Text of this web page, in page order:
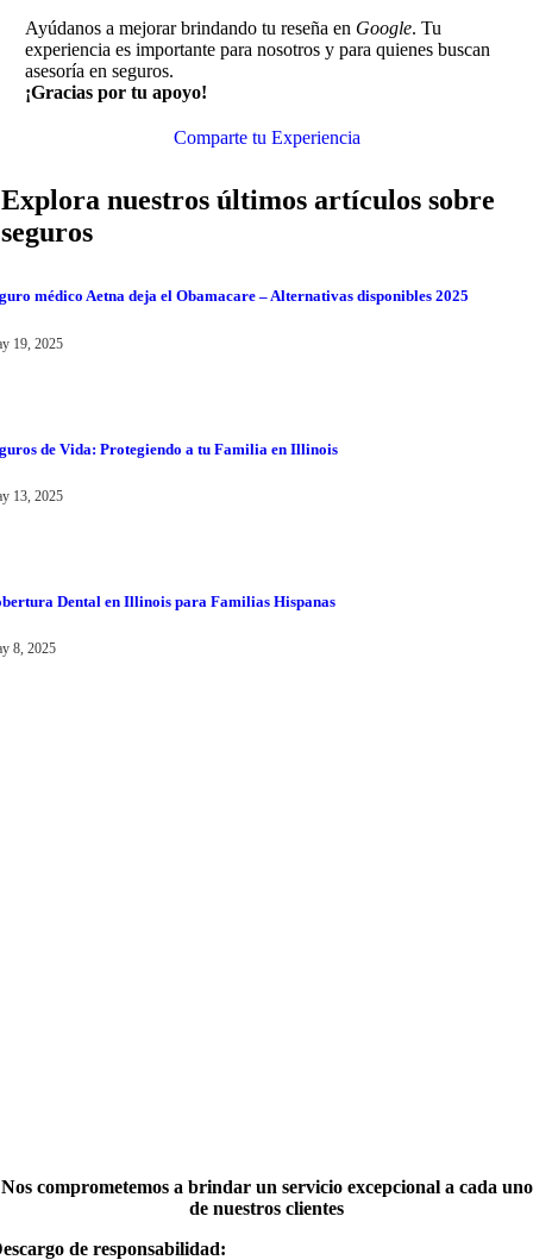
Ayúdanos a mejorar brindando tu reseña en Google. Tu
experiencia es importante para nosotros y para quienes buscan
asesoría en seguros.
¡Gracias por tu apoyo!
Comparte tu Experiencia
Explora nuestros últimos artículos sobre
seguros
médico Aetna deja el Obamacare – Alternativas disponibles 2025
19, 2025
de Vida: Protegiendo a tu Familia en Illinois
13, 2025
Dental en Illinois para Familias Hispanas
8, 2025
Nos comprometemos a brindar un servicio excepcional a cada uno
de nuestros clientes
de responsabilidad: